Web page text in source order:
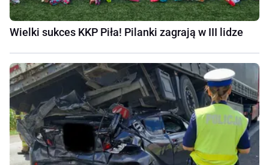
Wielki sukces KKP Piła! Pilanki zagrają w III lidze